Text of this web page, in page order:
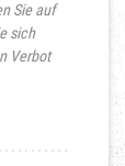
Sie auf
sich
Verbot